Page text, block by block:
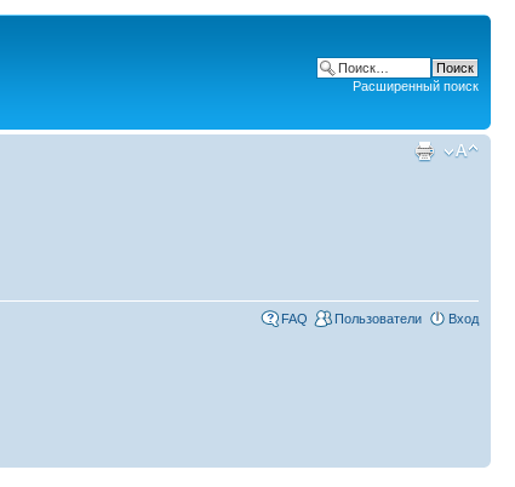
Расширенный поиск
FAQ Пользователи Вход